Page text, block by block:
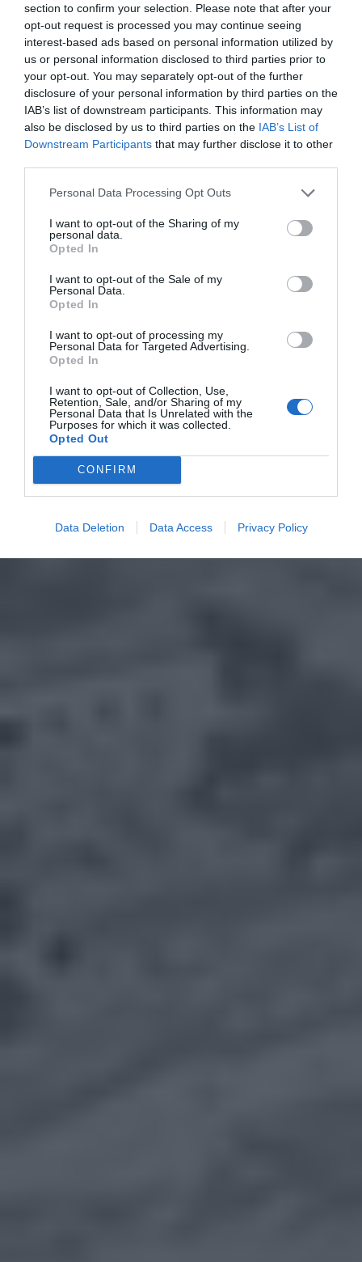
section to confirm your selection. Please note that after your
opt-out request is processed you may continue seeing
interest-based ads based on personal information utilized by
us or personal information disclosed to third parties prior to
your opt-out. You may separately opt-out of the further
disclosure of your personal information by third parties on the
IAB’s list of downstream participants. This information may
also be disclosed by us to third parties on the IAB’s List of
Downstream Participants that may further disclose it to other
Personal Data Processing Opt Outs
I want to opt-out of the Sharing of my
personal data.
Opted In
I want to opt-out of the Sale of my
Personal Data.
Opted In
I want to opt-out of processing my
Personal Data for Targeted Advertising.
Opted In
I want to opt-out of Collection, Use,
Retention, Sale, and/or Sharing of my
Personal Data that Is Unrelated with the
Purposes for which it was collected.
Opted Out
CONFIRM
Data Deletion Data Access Privacy Policy